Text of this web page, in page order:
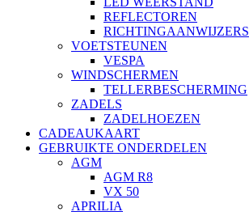
REFLECTOREN
RICHTINGAANWIJZERS
VOETSTEUNEN
VESPA
WINDSCHERMEN
TELLERBESCHERMING
ZADELS
ZADELHOEZEN
CADEAUKAART
GEBRUIKTE ONDERDELEN
AGM
AGM R8
VX 50
APRILIA